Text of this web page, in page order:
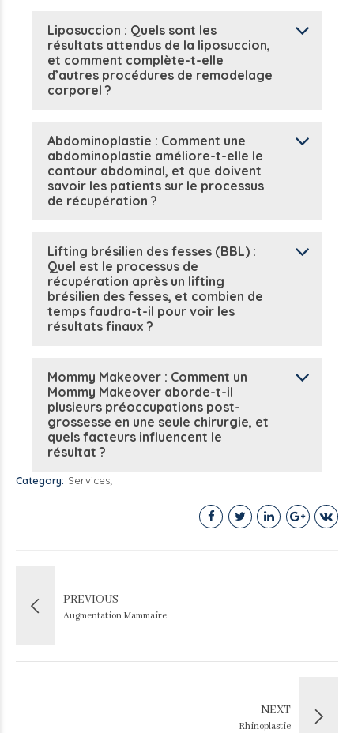
Liposuccion : Quels sont les
résultats attendus de la liposuccion,
et comment complète-t-elle
d’autres procédures de remodelage
corporel ?
Abdominoplastie : Comment une
abdominoplastie améliore-t-elle le
contour abdominal, et que doivent
savoir les patients sur le processus
de récupération ?
Lifting brésilien des fesses (BBL) :
Quel est le processus de
récupération après un lifting
brésilien des fesses, et combien de
temps faudra-t-il pour voir les
résultats finaux ?
Mommy Makeover : Comment un
Mommy Makeover aborde-t-il
plusieurs préoccupations post-
grossesse en une seule chirurgie, et
quels facteurs influencent le
résultat ?
Category Services
PREVIOUS
Augmentation Mammaire
NEXT
Rhinoplastie